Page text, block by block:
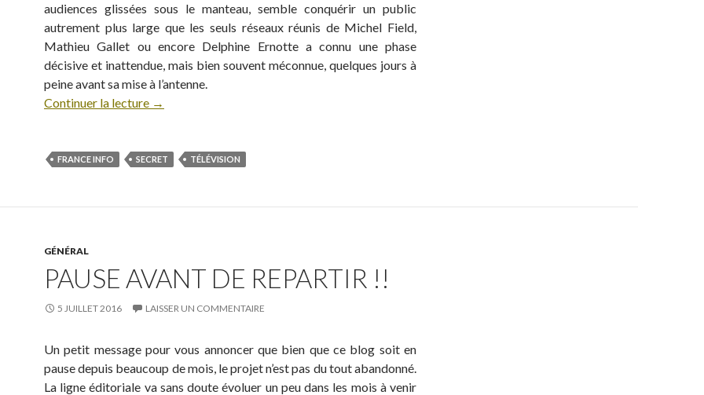
audiences glissées sous le manteau, semble conquérir un public
autrement plus large que les seuls réseaux réunis de Michel Field,
Mathieu Gallet ou encore Delphine Ernotte a connu une phase
décisive et inattendue, mais bien souvent méconnue, quelques jours à
peine avant sa mise à l’antenne.
Continuer la lecture →
FRANCE INFO SECRET TÉLÉVISION
GÉNÉRAL
PAUSE AVANT DE REPARTIR !!
5 JUILLET 2016 LAISSER UN COMMENTAIRE
Un petit message pour vous annoncer que bien que ce blog soit en
pause depuis beaucoup de mois, le projet n’est pas du tout abandonné.
La ligne éditoriale va sans doute évoluer un peu dans les mois à venir